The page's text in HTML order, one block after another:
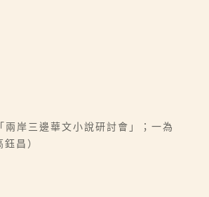
岸三邊華文小說研討會」；一為
昌）